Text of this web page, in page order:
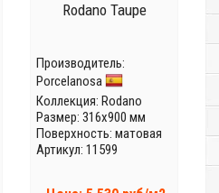
Rodano Taupe
Производитель:
Porcelanosa
Коллекция: Rodano
Размер: 316x900 мм
Поверхность: матовая
Артикул: 11599